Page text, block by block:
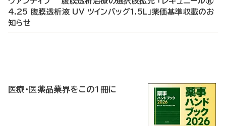
4.25 腹膜透析液 UV ツインバッグ1.5L」薬価基準収載のお
知らせ
医療・医薬品業界をこの1冊に